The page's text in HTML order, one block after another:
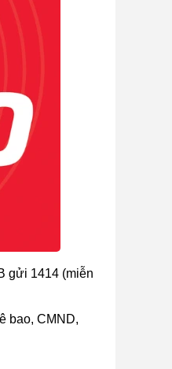
gửi 1414 (miễn
bao, CMND,